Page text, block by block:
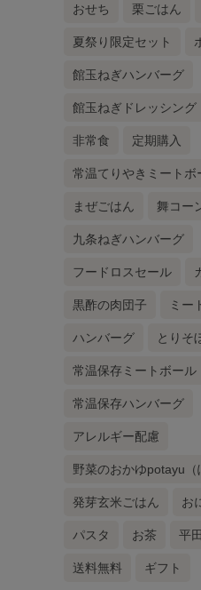
おせち 栗ごはん
夏祭り限定セット
館玉ねぎハンバーグ
館玉ねぎドレッシング
非常食 定期購入
常温てりやきミートボ
まぜごはん 舞コー
九条ねぎハンバーグ
フードロスセール
黒酢の肉団子 ミー
ハンバーグ とりそ
常温保存ミートボール
常温保存ハンバーグ
アレルギー配慮
野菜のおかゆpotayu（
発芽玄米ごはん お
パスタ お茶 平
送料無料 ギフト